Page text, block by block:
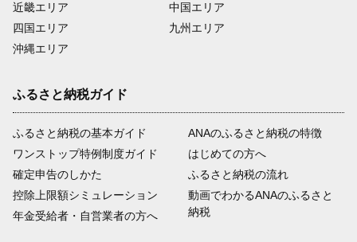
近畿エリア
四国エリア
沖縄エリア
中国エリア
九州エリア
ふるさと納税ガイド
ふるさと納税の基本ガイド
ワンストップ特例制度ガイド
確定申告のしかた
控除上限額シミュレーション
年金受給者・自営業者の方へ
ANAのふるさと納税の特徴
はじめての方へ
ふるさと納税の流れ
動画でわかるANAのふるさと
納税